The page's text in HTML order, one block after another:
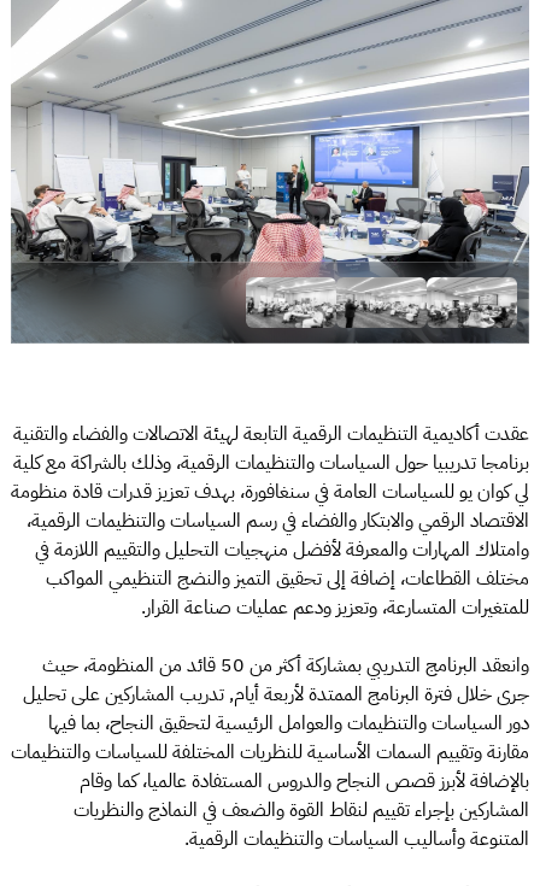
عقدت أكاديمية التنظيمات الرقمية التابعة لهيئة الاتصالات والفضاء والتقنية
برنامجا تدريبيا حول السياسات والتنظيمات الرقمية، وذلك بالشراكة مع كلية
لي كوان يو للسياسات العامة في سنغافورة، بهدف تعزيز قدرات قادة منظومة
الاقتصاد الرقمي والابتكار والفضاء في رسم السياسات والتنظيمات الرقمية،
وامتلاك المهارات والمعرفة لأفضل منهجيات التحليل والتقييم اللازمة في
مختلف القطاعات، إضافة إلى تحقيق التميز والنضج التنظيمي المواكب
للمتغيرات المتسارعة، وتعزيز ودعم عمليات صناعة القرار.
وانعقد البرنامج التدريبي بمشاركة أكثر من 50 قائد من المنظومة، حيث
جرى خلال فترة البرنامج الممتدة لأربعة أيام, تدريب المشاركين على تحليل
دور السياسات والتنظيمات والعوامل الرئيسية لتحقيق النجاح، بما فيها
مقارنة وتقييم السمات الأساسية للنظريات المختلفة للسياسات والتنظيمات
بالإضافة لأبرز قصص النجاح والدروس المستفادة عالميا، كما وقام
المشاركين بإجراء تقييم لنقاط القوة والضعف في النماذج والنظريات
المتنوعة وأساليب السياسات والتنظيمات الرقمية.